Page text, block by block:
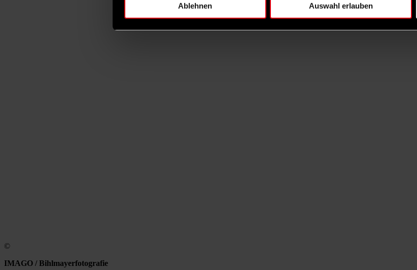
Ablehnen Auswahl erlauben
©
IMAGO / Bihlmayerfotografie